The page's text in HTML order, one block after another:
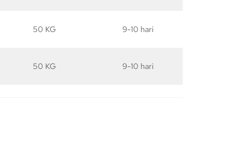
50 KG 9-10 hari
50 KG 9-10 hari